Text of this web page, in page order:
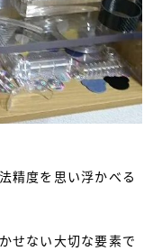
精度を思い浮かべる
せない大切な要素で